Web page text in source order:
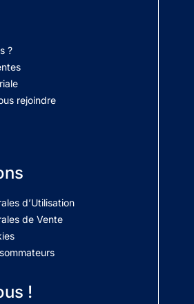
?
rejoindre
d’Utilisation
de Vente
!